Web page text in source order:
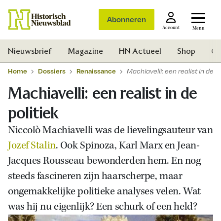
Abonneren
Account Menu
Zoek
Nieuwsbrief Magazine HN Actueel Shop
Home Dossiers Renaissance Machiavelli: een realist in de
Machiavelli: een realist in de
politiek
Niccolò Machiavelli was de lievelingsauteur van
Jozef Stalin. Ook Spinoza, Karl Marx en Jean-
Jacques Rousseau bewonderden hem. En nog
steeds fascineren zijn haarscherpe, maar
ongemakkelijke politieke analyses velen. Wat
was hij nu eigenlijk? Een schurk of een held?